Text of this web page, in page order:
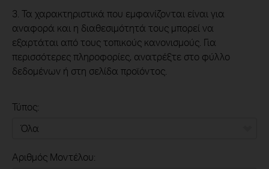
3. Τα χαρακτηριστικά που εμφανίζονται είναι για
αναφορά και η διαθεσιμότητά τους μπορεί να
εξαρτάται από τους τοπικούς κανονισμούς. Για
περισσότερες πληροφορίες, ανατρέξτε στο φύλλο
δεδομένων ή στη σελίδα προϊόντος.
Τύπος:
Αριθμός Μοντέλου: